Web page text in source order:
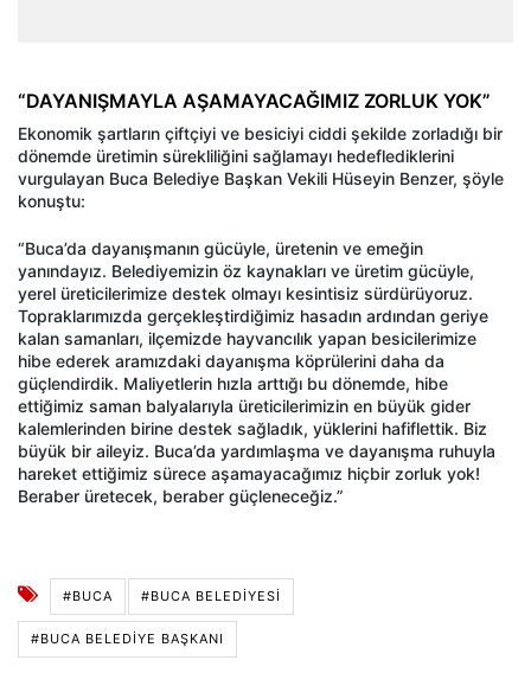
“DAYANIŞMAYLA AŞAMAYACAĞIMIZ ZORLUK YOK”
Ekonomik şartların çiftçiyi ve besiciyi ciddi şekilde zorladığı bir
dönemde üretimin sürekliliğini sağlamayı hedeflediklerini
vurgulayan Buca Belediye Başkan Vekili Hüseyin Benzer, şöyle
konuştu:
“Buca’da dayanışmanın gücüyle, üretenin ve emeğin
yanındayız. Belediyemizin öz kaynakları ve üretim gücüyle,
yerel üreticilerimize destek olmayı kesintisiz sürdürüyoruz.
Topraklarımızda gerçekleştirdiğimiz hasadın ardından geriye
kalan samanları, ilçemizde hayvancılık yapan besicilerimize
hibe ederek aramızdaki dayanışma köprülerini daha da
güçlendirdik. Maliyetlerin hızla arttığı bu dönemde, hibe
ettiğimiz saman balyalarıyla üreticilerimizin en büyük gider
kalemlerinden birine destek sağladık, yüklerini hafiflettik. Biz
büyük bir aileyiz. Buca’da yardımlaşma ve dayanışma ruhuyla
hareket ettiğimiz sürece aşamayacağımız hiçbir zorluk yok!
Beraber üretecek, beraber güçleneceğiz.”
#BUCA #BUCA BELEDIYESI
#BUCA BELEDIYE BAŞKANI